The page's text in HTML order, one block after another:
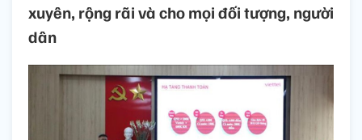
xuyên, rộng rãi và cho mọi đối tượng, người
dân